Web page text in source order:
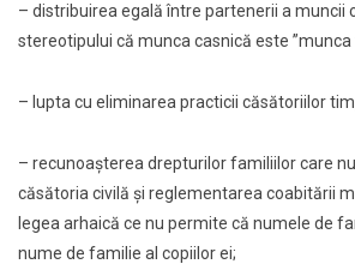
– distribuirea egală între partenerii a muncii
stereotipului că munca casnică este ”munca
– lupta cu eliminarea practicii căsătoriilor
– recunoaşterea drepturilor familiilor care
căsătoria civilă şi reglementarea coabitării
legea arhaică ce nu permite că numele de
nume de familie al copiilor ei;